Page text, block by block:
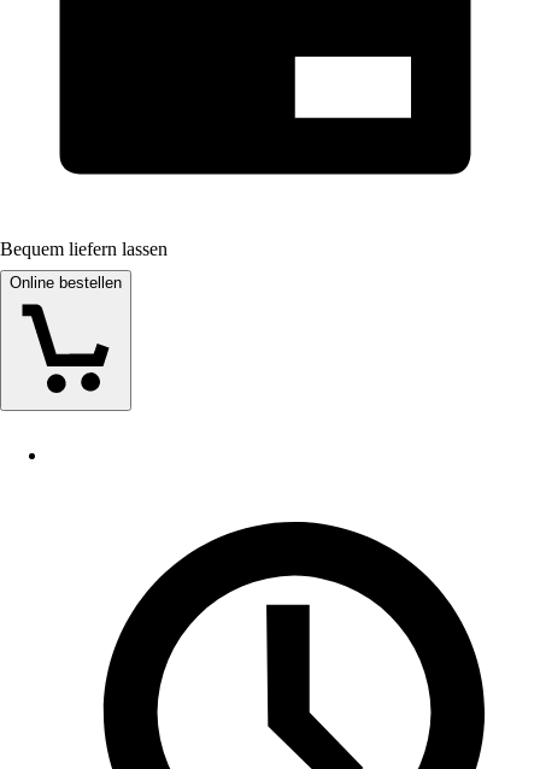
Bequem liefern lassen
Online bestellen